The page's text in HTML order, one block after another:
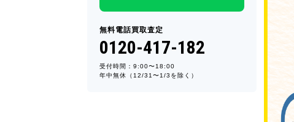
無料電話買取査定
0120-417-182
受付時間：9:00〜18:00
年中無休（12/31〜1/3を除く）